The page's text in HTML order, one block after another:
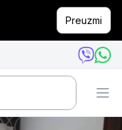
Preuzmi